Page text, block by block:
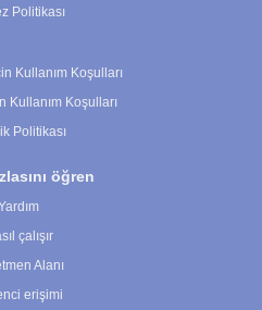
Politikası
Kullanım Koşulları
Kullanım Koşulları
Politikası
öğren
çalışır
Alanı
erişimi